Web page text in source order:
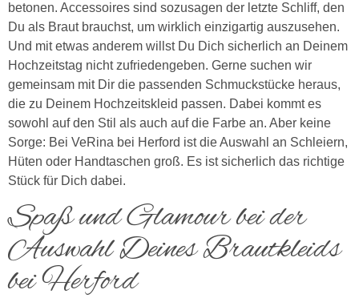
betonen. Accessoires sind sozusagen der letzte Schliff, den
Du als Braut brauchst, um wirklich einzigartig auszusehen.
Und mit etwas anderem willst Du Dich sicherlich an Deinem
Hochzeitstag nicht zufriedengeben. Gerne suchen wir
gemeinsam mit Dir die passenden Schmuckstücke heraus,
die zu Deinem Hochzeitskleid passen. Dabei kommt es
sowohl auf den Stil als auch auf die Farbe an. Aber keine
Sorge: Bei VeRina bei Herford ist die Auswahl an Schleiern,
Hüten oder Handtaschen groß. Es ist sicherlich das richtige
Stück für Dich dabei.
Spaß und Glamour bei der
Auswahl Deines Brautkleids
bei Herford